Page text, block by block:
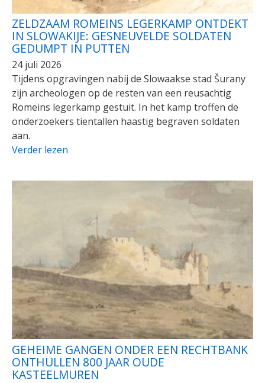
ZELDZAAM ROMEINS LEGERKAMP ONTDEKT
IN SLOWAKIJE: GESNEUVELDE SOLDATEN
GEDUMPT IN PUTTEN
24 juli 2026
Tijdens opgravingen nabij de Slowaakse stad Šurany
zijn archeologen op de resten van een reusachtig
Romeins legerkamp gestuit. In het kamp troffen de
onderzoekers tientallen haastig begraven soldaten
aan.
Verder lezen
GEHEIME GANGEN ONDER EEN RECHTBANK
ONTHULLEN 800 JAAR OUDE
KASTEELMUREN